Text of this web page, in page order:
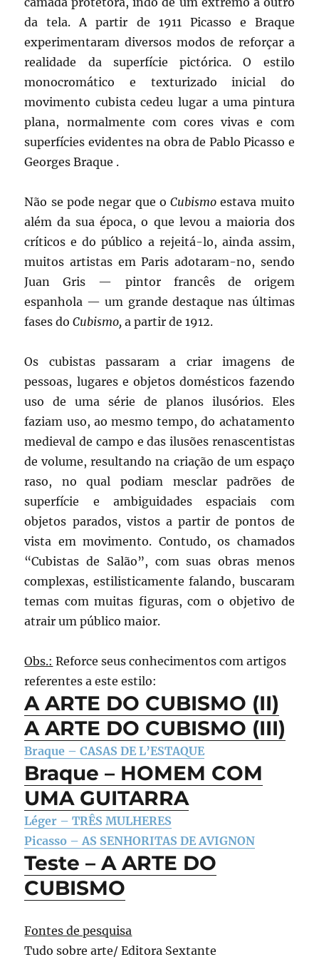
da tela. A partir de 1911 Picasso e Braque
experimentaram diversos modos de reforçar a
realidade da superfície pictórica. O estilo
monocromático e texturizado inicial do
movimento cubista cedeu lugar a uma pintura
plana, normalmente com cores vivas e com
superfícies evidentes na obra de Pablo Picasso e
Georges Braque .
Não se pode negar que oCubismo estava muito
além da sua época, o que levou a maioria dos
críticos e do público a rejeitá-lo, ainda assim,
muitos artistas em Paris adotaram-no, sendo
Juan Gris — pintor francês de origem
espanhola — um grande destaque nas últimas
fases doCubismo, a partir de 1912.
Os cubistas passaram a criar imagens de
pessoas, lugares e objetos domésticos fazendo
uso de uma série de planos ilusórios. Eles
faziam uso, ao mesmo tempo, do achatamento
medieval de campo e das ilusões renascentistas
de volume, resultando na criação de um espaço
raso, no qual podiam mesclar padrões de
superfície e ambiguidades espaciais com
objetos parados, vistos a partir de pontos de
vista em movimento. Contudo, os chamados
“Cubistas de Salão”, com suas obras menos
complexas, estilisticamente falando, buscaram
temas com muitas figuras, com o objetivo de
atrair um público maior.
Obs.: Reforce seus conhecimentos com artigos
referentes a este estilo:
A ARTE DO CUBISMO (II)
A ARTE DO CUBISMO (III)
Braque – CASAS DE L’ESTAQUE
Braque – HOMEM COM
UMA GUITARRA
Léger – TRÊS MULHERES
Picasso – AS SENHORITAS DE AVIGNON
Teste – A ARTE DO
CUBISMO
Fontes de pesquisa
Tudo sobre arte/ Editora Sextante